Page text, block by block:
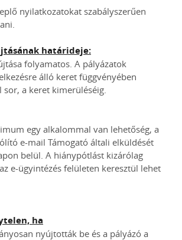
nyilatkozatokat szabályszerűen
határideje:
folyamatos. A pályázatok
álló keret függvényében
a keret kimerüléséig.
egy alkalommal van lehetőség, a
e-mail Támogató általi elküldését
belül. A hiánypótlást kizárólag
e-ügyintézés felületen keresztül lehet
ha
nyújtották be és a pályázó a